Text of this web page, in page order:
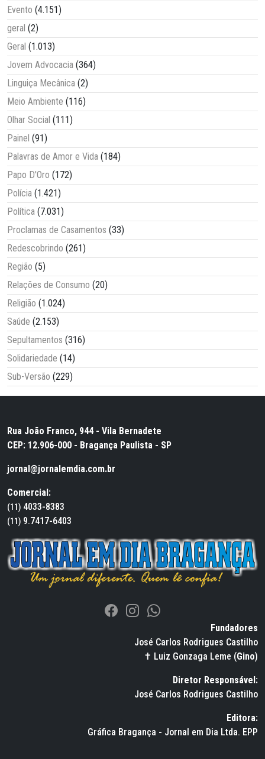
Evento (4.151)
geral (2)
Geral (1.013)
Jovem Advocacia (364)
Linguiça Mecânica (2)
Meio Ambiente (116)
Olhar Social (111)
Painel (91)
Palavras de Amor e Vida (184)
Papo D'Oro (172)
Polícia (1.421)
Política (7.031)
Proclamas de Casamentos (33)
Redescobrindo (261)
Região (5)
Relações de Consumo (20)
Religião (1.024)
Saúde (2.153)
Sepultamentos (316)
Solidariedade (14)
Sub-Versão (229)
Rua João Franco, 944 - Vila Bernadete
CEP: 12.906-000 - Bragança Paulista - SP
jornal@jornalemdia.com.br
Comercial:
(11) 4033-8383
(11) 9.7417-6403
Fundadores
José Carlos Rodrigues Castilho
✝ Luiz Gonzaga Leme (Gino)
Diretor Responsável:
José Carlos Rodrigues Castilho
Editora:
Gráfica Bragança - Jornal em Dia Ltda. EPP